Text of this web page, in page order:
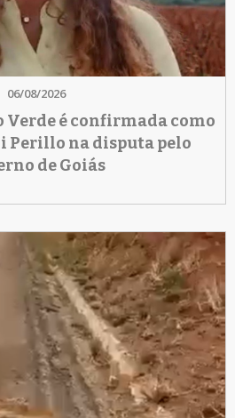
06/08/2026
Verde é confirmada como
Perillo na disputa pelo
de Goiás